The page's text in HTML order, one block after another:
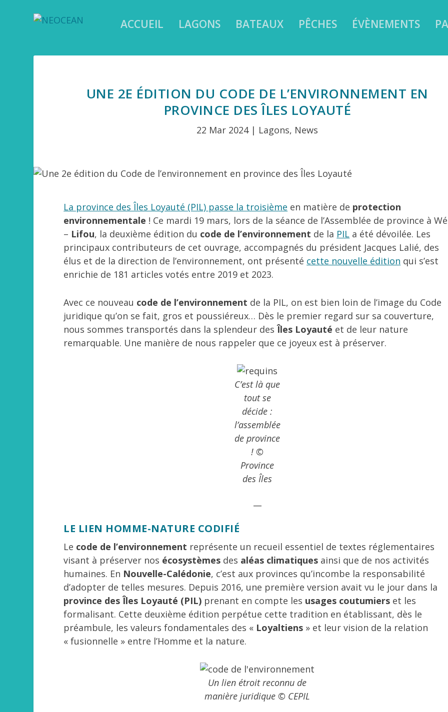
ACCUEIL LAGONS BATEAUX PÊCHES ÉVÈNEMENTS
UNE 2E ÉDITION DU CODE DE L’ENVIRONNEMENT EN
PROVINCE DES ÎLES LOYAUTÉ
22 Mar 2024| Lagons, News
La province des Îles Loyauté (PIL) passe la troisième en matière de protection
environnementale ! Ce mardi 19 mars, lors de la séance de l’Assemblée de province à Wé
– Lifou, la deuxième édition du code de l’environnement de la PIL a été dévoilée. Les
principaux contributeurs de cet ouvrage, accompagnés du président Jacques Lalié, des
élus et de la direction de l’environnement, ont présenté cette nouvelle édition qui s’est
enrichie de 181 articles votés entre 2019 et 2023.
Avec ce nouveau code de l’environnement de la PIL, on est bien loin de l’image du Code
juridique qu’on se fait, gros et poussiéreux… Dès le premier regard sur sa couverture,
nous sommes transportés dans la splendeur desÎles Loyauté et de leur nature
remarquable. Une manière de nous rappeler que ce joyeux est à préserver.
C’est là que
tout se
décide :
l’assemblée
de province
! ©
Province
des Îles
LE LIEN HOMME-NATURE CODIFIÉ
Le code de l’environnement représente un recueil essentiel de textes réglementaires
visant à préserver nos écosystèmes des aléas climatiques ainsi que de nos activités
humaines. En Nouvelle-Calédonie, c’est aux provinces qu’incombe la responsabilité
d’adopter de telles mesures. Depuis 2016, une première version avait vu le jour dans la
province des Îles Loyauté (PIL) prenant en compte les usages coutumiers et les
formalisant. Cette deuxième édition perpétue cette tradition en établissant, dès le
préambule, les valeurs fondamentales des « Loyaltiens » et leur vision de la relation
« fusionnelle » entre l’Homme et la nature.
Un lien étroit reconnu de
manière juridique © CEPIL